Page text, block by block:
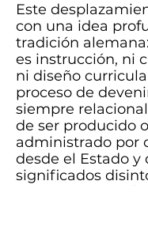
Este
con una idea
tradición alemana:
es instrucción, ni
ni diseño
proceso de
siempre
de ser producido o
administrado por
desde el Estado y
significados